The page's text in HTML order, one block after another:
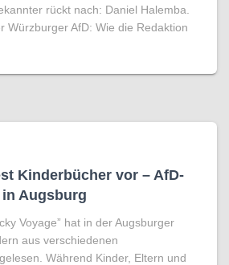
rückt nach: Daniel Halemba.
Würzburger AfD: Wie die Redaktion
Kinderbücher vor – AfD-
Augsburg
Voyage” hat in der Augsburger
aus verschiedenen
Während Kinder, Eltern und